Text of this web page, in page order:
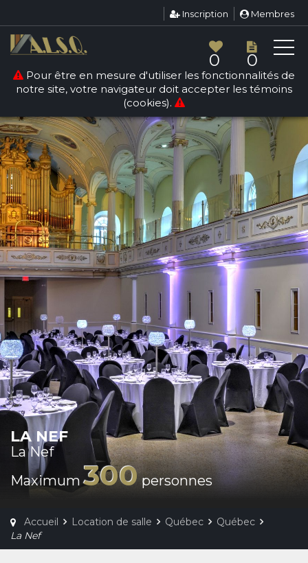
Inscription Membres
0 0
Pour être en mesure d'utiliser les fonctionnalités de
notre site, votre navigateur doit accepter les témoins
(cookies).
LA NEF
La Nef
Maximum300 personnes
Accueil Location de salle Québec
Québec
La Nef